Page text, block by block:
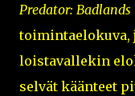
Predator: Badlands
toimintaelokuva,
loistavallekin
selvät käänteet